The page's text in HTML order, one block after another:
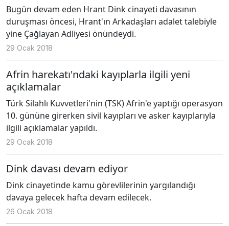
Bugün devam eden Hrant Dink cinayeti davasının
duruşması öncesi, Hrant'ın Arkadaşları adalet talebiyle
yine Çağlayan Adliyesi önündeydi.
29 Ocak 2018
Afrin harekatı'ndaki kayıplarla ilgili yeni
açıklamalar
Türk Silahlı Kuvvetleri'nin (TSK) Afrin'e yaptığı operasyon
10. gününe girerken sivil kayıpları ve asker kayıplarıyla
ilgili açıklamalar yapıldı.
29 Ocak 2018
Dink davası devam ediyor
Dink cinayetinde kamu görevlilerinin yargılandığı
davaya gelecek hafta devam edilecek.
26 Ocak 2018